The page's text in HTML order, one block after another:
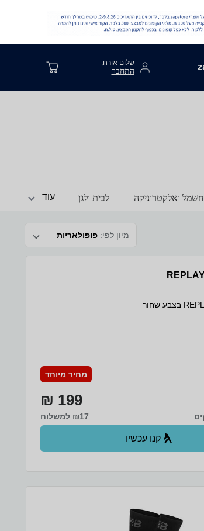
שלום אורח,
התחבר
חשמל ואלקטרוניקה לבית ולגן עוד
מיון לפי: פופולאריות
מחיר מיוחד
199 ₪
₪17 למשלוח
קנו עכשיו